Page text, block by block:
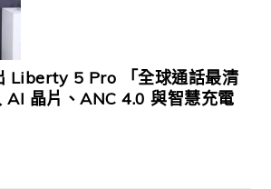
Liberty 5 Pro 「全球通話最清
AI 晶片、ANC 4.0 與智慧充電